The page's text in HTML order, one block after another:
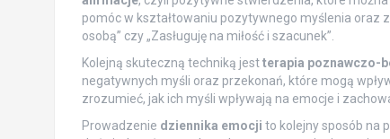
pomóc w kształtowaniu pozytywnego myślenia oraz
osobą” czy „Zasługuję na miłość i szacunek”.
Kolejną skuteczną techniką jestterapia poznawczo-
negatywnych myśli oraz przekonań, które mogą
zrozumieć, jak ich myśli wpływają na emocje i
Prowadzenie dziennika emocji to kolejny sposób na